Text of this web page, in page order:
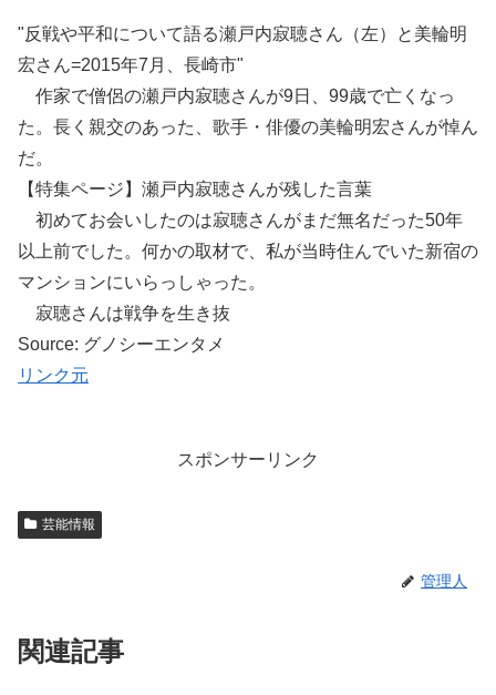
"反戦や平和について語る瀬戸内寂聴さん（左）と美輪明
宏さん=2015年7月、長崎市"
作家で僧侶の瀬戸内寂聴さんが9日、99歳で亡くなっ
た。長く親交のあった、歌手・俳優の美輪明宏さんが悼ん
だ。
【特集ページ】瀬戸内寂聴さんが残した言葉
初めてお会いしたのは寂聴さんがまだ無名だった50年
以上前でした。何かの取材で、私が当時住んでいた新宿の
マンションにいらっしゃった。
寂聴さんは戦争を生き抜
Source: グノシーエンタメ
リンク元
スポンサーリンク
芸能情報
管理人
関連記事